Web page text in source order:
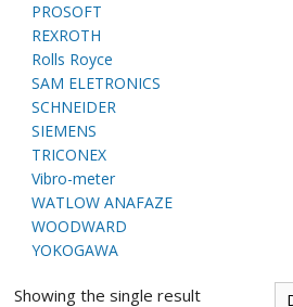
PROSOFT
REXROTH
Rolls Royce
SAM ELETRONICS
SCHNEIDER
SIEMENS
TRICONEX
Vibro-meter
WATLOW ANAFAZE
WOODWARD
YOKOGAWA
Showing the single result